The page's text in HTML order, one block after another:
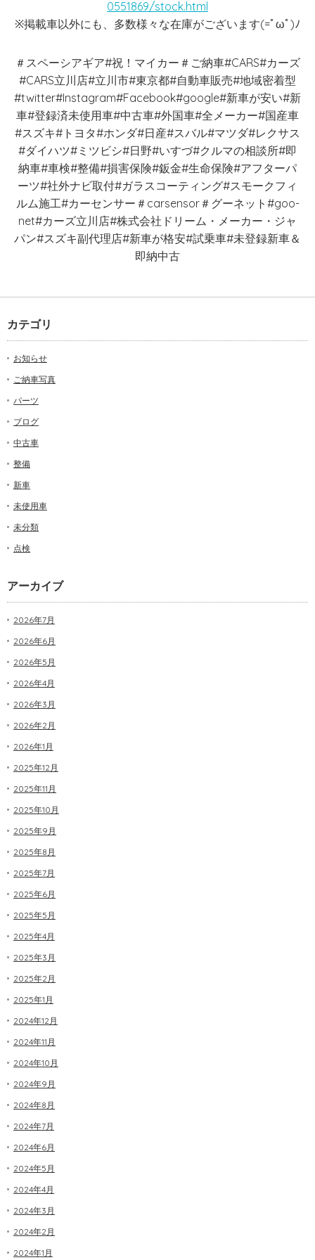
0551869/stock.html
※掲載車以外にも、多数様々な在庫がございます(=ﾟωﾟ)ﾉ
＃スペーシアギア#祝！マイカー＃ご納車#CARS#カーズ
#CARS立川店#立川市#東京都#自動車販売#地域密着型
#twitter#Instagram#Facebook#google#新車が安い#新
車#登録済未使用車#中古車#外国車#全メーカー#国産車
#スズキ#トヨタ#ホンダ#日産#スバル#マツダ#レクサス
#ダイハツ#ミツビシ#日野#いすづ#クルマの相談所#即
納車#車検#整備#損害保険#鈑金#生命保険#アフターパ
ーツ#社外ナビ取付#ガラスコーティング#スモークフィ
ルム施工#カーセンサー＃carsensor＃グーネット#goo-
net#カーズ立川店#株式会社ドリーム・メーカー・ジャ
パン#スズキ副代理店#新車が格安#試乗車#未登録新車＆
即納中古
カテゴリ
お知らせ
ご納車写真
パーツ
ブログ
中古車
整備
新車
未使用車
未分類
点検
アーカイブ
2026年7月
2026年6月
2026年5月
2026年4月
2026年3月
2026年2月
2026年1月
2025年12月
2025年11月
2025年10月
2025年9月
2025年8月
2025年7月
2025年6月
2025年5月
2025年4月
2025年3月
2025年2月
2025年1月
2024年12月
2024年11月
2024年10月
2024年9月
2024年8月
2024年7月
2024年6月
2024年5月
2024年4月
2024年3月
2024年2月
2024年1月